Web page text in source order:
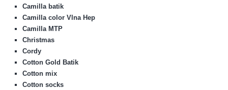
Camilla batik
Camilla color Vlna Hep
Camilla MTP
Christmas
Cordy
Cotton Gold Batik
Cotton mix
Cotton socks